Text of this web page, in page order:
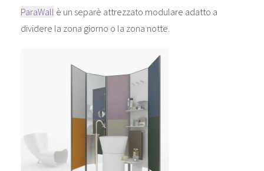
ParaWall è un separè attrezzato modulare adatto a
dividere la zona giorno o la zona notte.